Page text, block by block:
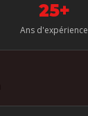
25+
Ans d'expérience